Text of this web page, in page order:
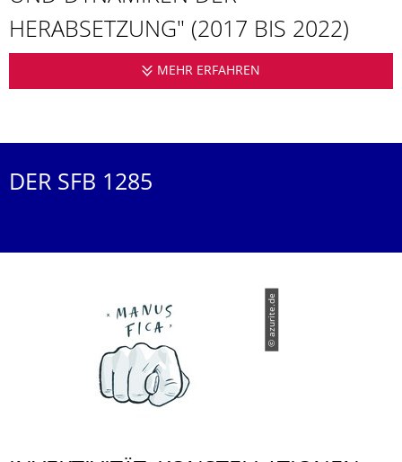
HERABSETZUNG"­ (2017 BIS 2022)
MEHR ERFAHREN
DER SFB 1285
© azurite.de